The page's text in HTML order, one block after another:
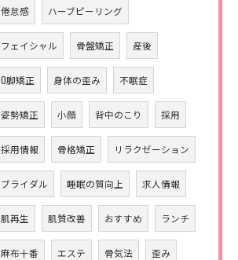
倦怠感 ハーブピーリング
フェイシャル 骨盤矯正 産後
O脚矯正 身体の歪み 不眠症
姿勢矯正 小顔 背中のこり 採用
採用情報 骨格矯正 リラクゼーション
ブライダル 睡眠の質向上 求人情報
肌再生 肌質改善 おすすめ ランチ
麻布十番 エステ 骨気法 歪み